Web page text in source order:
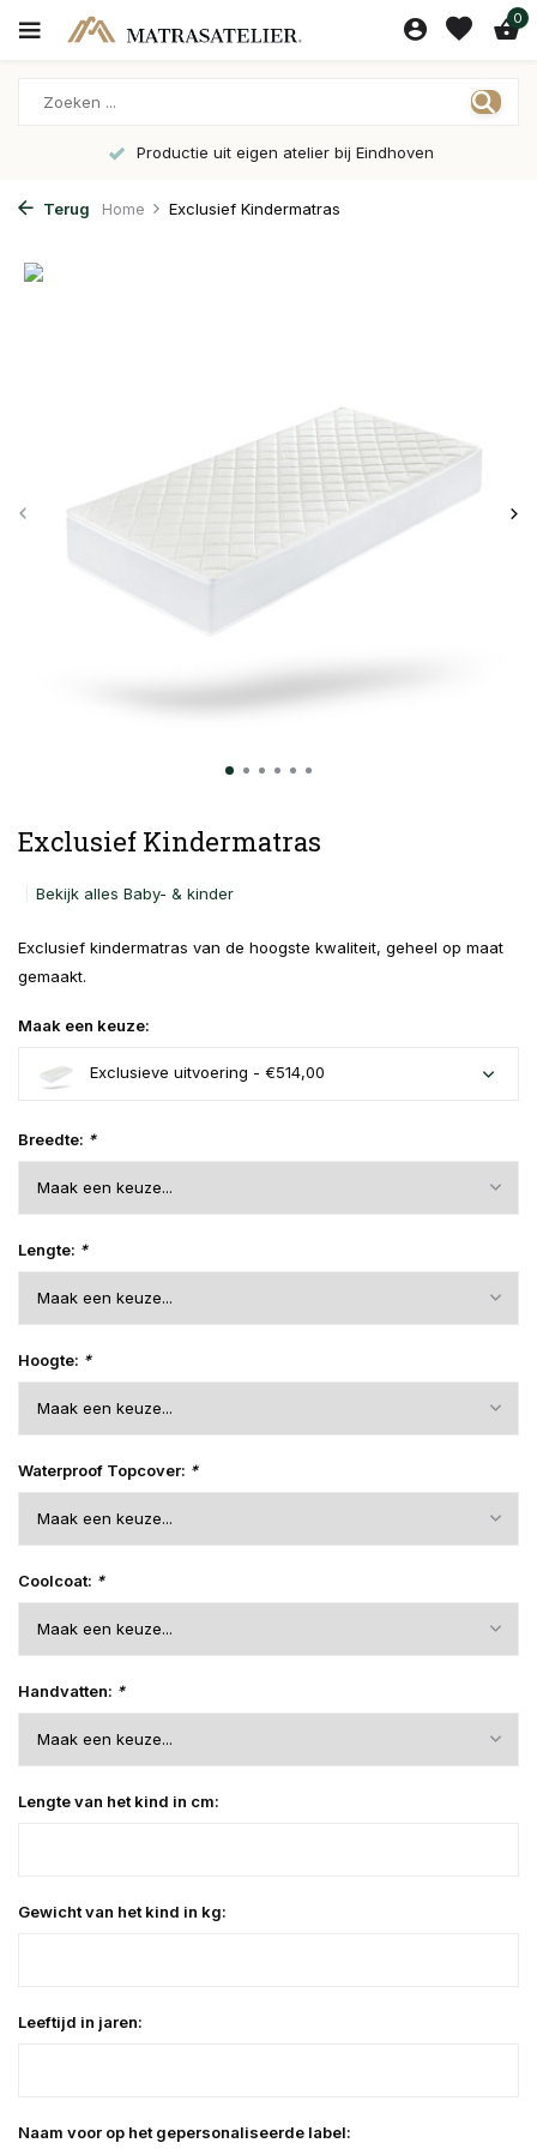
0
Productie uit eigen atelier bij Eindhoven
Terug Home Exclusief Kindermatras
Exclusief Kindermatras
Bekijk alles Baby- & kinder
Exclusief kindermatras van de hoogste kwaliteit, geheel op maat
gemaakt.
Maak een keuze:
Exclusieve uitvoering - €514,00
Breedte: *
Lengte: *
Hoogte: *
Waterproof Topcover: *
Coolcoat: *
Handvatten: *
Lengte van het kind in cm:
Gewicht van het kind in kg:
Leeftijd in jaren:
Naam voor op het gepersonaliseerde label: